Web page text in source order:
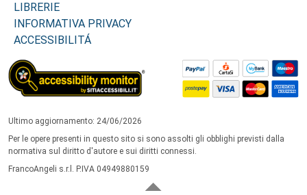
LIBRERIE
INFORMATIVA PRIVACY
ACCESSIBILITÁ
Ultimo aggiornamento: 24/06/2026
Per le opere presenti in questo sito si sono assolti gli obblighi previsti dalla
normativa sul diritto d'autore e sui diritti connessi.
FrancoAngeli s.r.l. P.IVA 04949880159